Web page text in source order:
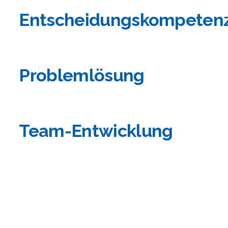
Problemlösung
Team-Entwicklung